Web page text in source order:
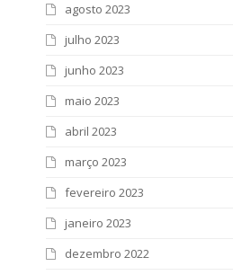
agosto 2023
julho 2023
junho 2023
maio 2023
abril 2023
março 2023
fevereiro 2023
janeiro 2023
dezembro 2022